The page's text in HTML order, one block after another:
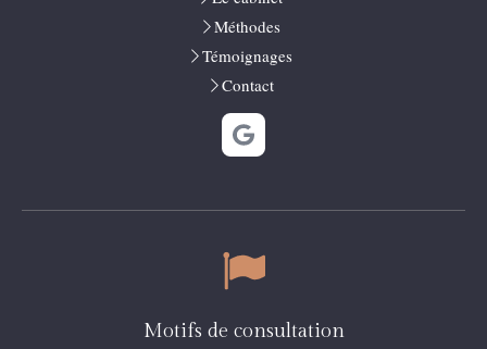
Méthodes
Témoignages
Contact
Motifs de consultation